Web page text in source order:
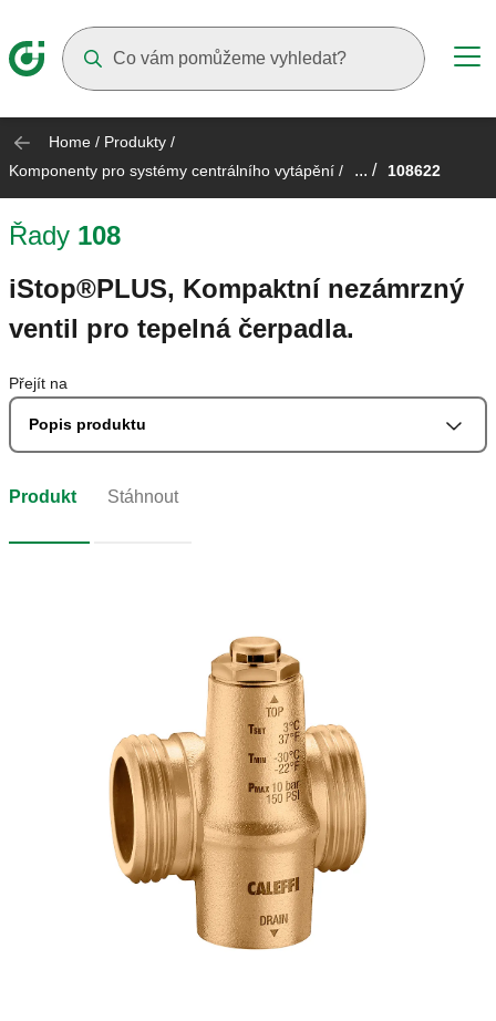
Home / Produkty /
Komponenty pro systémy centrálního vytápění / ... / 108622
Řady 108
iStop®PLUS, Kompaktní nezámrzný
ventil pro tepelná čerpadla.
Přejít na
Popis produktu
Produkt Stáhnout